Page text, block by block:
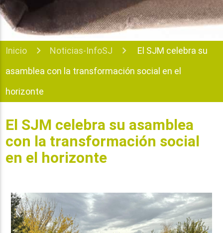
Inicio Noticias-InfoSJ
El SJM celebra su
asamblea con la transformación social en el
horizonte
El SJM celebra su asamblea
con la transformación social
en el horizonte